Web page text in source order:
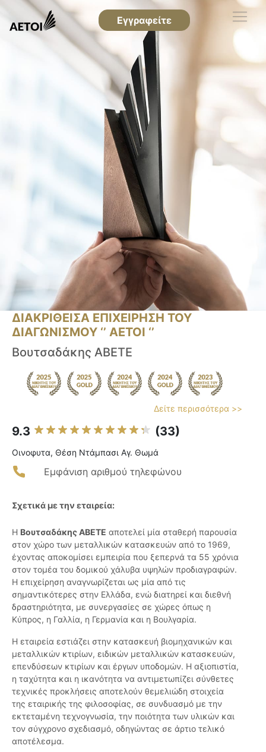
Εγγραφείτε
ΔΙΑΚΡΙΘΕΙΣΑ ΕΠΙΧΕΙΡΗΣΗ ΤΟΥ
ΔΙΑΓΩΝΙΣΜΟΥ ‘’ ΑΕΤΟΙ ‘’
Bουτσαδάκης ΑΒΕΤΕ
Δείτε περισσότερα >>
9.3 (33)
Οινοφυτα, Θέση Ντάμπασι Αγ. Θωμά
Εμφάνιση αριθμού τηλεφώνου
Σχετικά με την εταιρεία:
Η Βουτσαδάκης ΑΒΕΤΕ αποτελεί μία σταθερή παρουσία
στον χώρο των μεταλλικών κατασκευών από το 1969,
έχοντας αποκομίσει εμπειρία που ξεπερνά τα 55 χρόνια
στον τομέα του δομικού χάλυβα υψηλών προδιαγραφών.
Η επιχείρηση αναγνωρίζεται ως μία από τις
σημαντικότερες στην Ελλάδα, ενώ διατηρεί και διεθνή
δραστηριότητα, με συνεργασίες σε χώρες όπως η
Κύπρος, η Γαλλία, η Γερμανία και η Βουλγαρία.
Η εταιρεία εστιάζει στην κατασκευή βιομηχανικών και
μεταλλικών κτιρίων, ειδικών μεταλλικών κατασκευών,
επενδύσεων κτιρίων και έργων υποδομών. Η αξιοπιστία,
η ταχύτητα και η ικανότητα να αντιμετωπίζει σύνθετες
τεχνικές προκλήσεις αποτελούν θεμελιώδη στοιχεία
της εταιρικής της φιλοσοφίας, σε συνδυασμό με την
εκτεταμένη τεχνογνωσία, την ποιότητα των υλικών και
τον σύγχρονο σχεδιασμό, οδηγώντας σε άρτιο τελικό
αποτέλεσμα.